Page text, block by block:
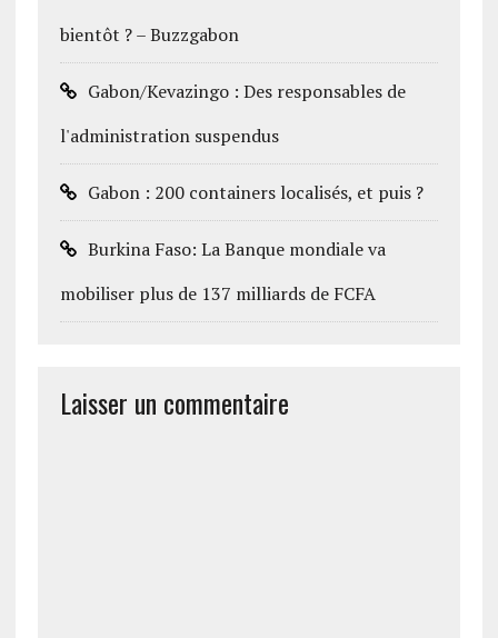
bientôt ? – Buzzgabon
Gabon/Kevazingo : Des responsables de
l'administration suspendus
Gabon : 200 containers localisés, et puis ?
Burkina Faso: La Banque mondiale va
mobiliser plus de 137 milliards de FCFA
Laisser un commentaire